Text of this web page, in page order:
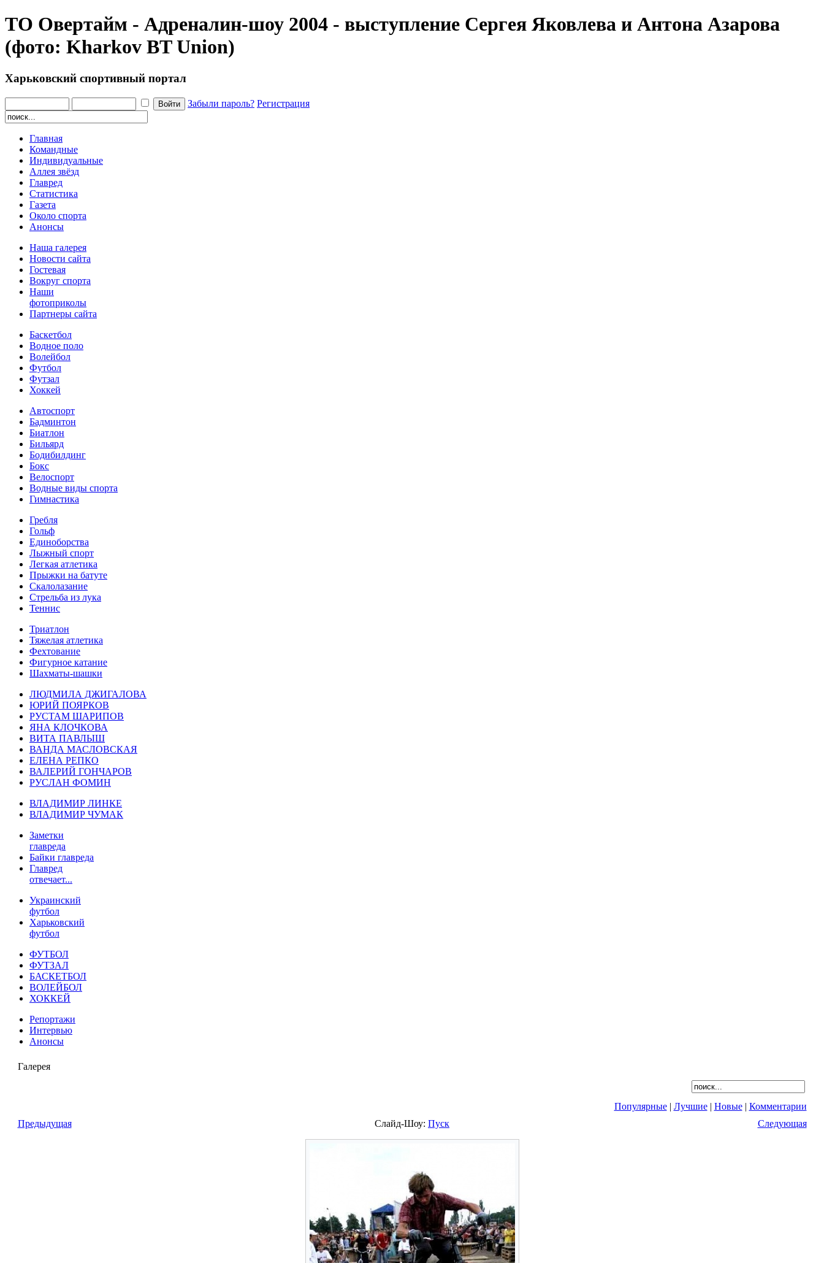
ТО Овертайм - Адреналин-шоу 2004 - выступление Сергея Яковлева и Антона Азарова
(фото: Kharkov BT Union)
Харьковский спортивный портал
Забыли пароль? Регистрация
Главная
Командные
Индивидуальные
Аллея звёзд
Главред
Статистика
Газета
Около спорта
Анонсы
Наша галерея
Новости сайта
Гостевая
Вокруг спорта
Наши
фотоприколы
Партнеры сайта
Баскетбол
Водное поло
Волейбол
Футбол
Футзал
Хоккей
Автоспорт
Бадминтон
Биатлон
Бильярд
Бодибилдинг
Бокс
Велоспорт
Водные виды спорта
Гимнастика
Гребля
Гольф
Единоборства
Лыжный спорт
Легкая атлетика
Прыжки на батуте
Скалолазание
Стрельба из лука
Теннис
Триатлон
Тяжелая атлетика
Фехтование
Фигурное катание
Шахматы-шашки
ЛЮДМИЛА ДЖИГАЛОВА
ЮРИЙ ПОЯРКОВ
РУСТАМ ШАРИПОВ
ЯНА КЛОЧКОВА
ВИТА ПАВЛЫШ
ВАНДА МАСЛОВСКАЯ
ЕЛЕНА РЕПКО
ВАЛЕРИЙ ГОНЧАРОВ
РУСЛАН ФОМИН
ВЛАДИМИР ЛИНКЕ
ВЛАДИМИР ЧУМАК
Заметки
главреда
Байки главреда
Главред
отвечает...
Украинский
футбол
Харьковский
футбол
ФУТБОЛ
ФУТЗАЛ
БАСКЕТБОЛ
ВОЛЕЙБОЛ
ХОККЕЙ
Репортажи
Интервью
Анонсы
Галерея
Популярные| Лучшие| Новые| Комментарии
Предыдущая
Слайд-Шоу: Пуск Следующая